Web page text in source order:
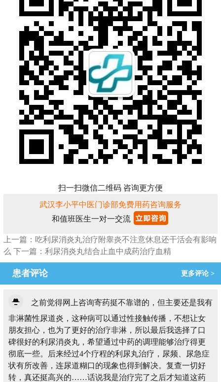
扫一扫微信二维码 咨询更方便
武汉李小平中医门诊部免费用药咨询服务
和值班医生一对一交流
上一篇：吃利尿消炎丸治疗附睾炎不注意休息还干活会有影响
么 下一篇：利尿消炎丸结合止血中成药治疗血精
患者评论 更多评论 >
之前觉得网上咨询寄药挺不靠谱的，但主要还是我有
非淋菌性尿道炎，这种病可以通过性接触传播，不想让女
朋友担心，也为了更好的治疗非淋，所以最后我选择了口
碑很好的利尿消炎丸，希望通过中药的调理能够治疗得更
彻底一些。后来经过4个疗程的利尿丸治疗，尿频、尿急症
状有所改善，连尿道糊口的现象也得到解决。复查一切好
转，真还挺高兴的……话说我是治疗完了之后才知道这药